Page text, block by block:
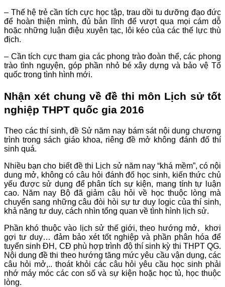
– Thế hệ trẻ cần tích cực học tập, trau dồi tu dưỡng đạo đức
để hoàn thiện mình, đủ bản lĩnh để vượt qua mọi cám dỗ
hoặc những luận điệu xuyên tạc, lôi kéo của các thế lực thù
địch.
– Cần tích cực tham gia các phong trào đoàn thể, các phong
trào tình nguyện, góp phần nhỏ bé xây dựng và bảo vệ Tổ
quốc trong tình hình mới.
Nhận xét chung về đề thi môn Lịch sửtốt
nghiệp THPT quốc gia 2016
Theo các thí sinh, đề Sử năm nay bám sát nội dung chương
trình trong sách giáo khoa, riêng đề mở không đánh đố thí
sinh quá.
Nhiều bạn cho biết đề thi Lịch sử năm nay “khá mềm”, có nội
dung mở, không có câu hỏi đánh đố học sinh, kiến thức chủ
yếu được sử dụng để phân tích sự kiện, mang tính tự luận
cao. Năm nay Bộ đã giảm câu hỏi về học thuộc lòng mà
chuyển sang những câu đòi hòi sự tư duy logic của thí sinh,
khả năng tư duy, cách nhìn tổng quan về tình hình lịch sử.
Phần khó thuộc vào lịch sử thế giới, theo hướng mở, khơi
gợi tư duy… đảm bảo xét tốt nghiệp và phần phân hóa để
tuyển sinh ĐH, CĐ phù hợp trình độ thí sinh kỳ thi THPT QG.
Nội dung đề thi theo hướng tăng mức yêu cầu vận dụng, các
câu hỏi mở,.. thoát khỏi các câu hỏi yêu cầu học sinh phải
nhớ máy móc các con số và sự kiện hoặc học tủ, học thuộc
lòng.